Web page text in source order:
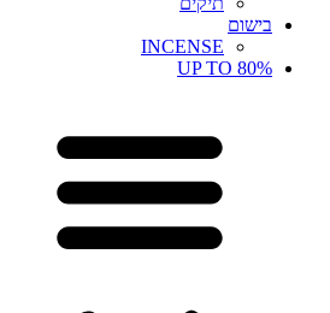
בישום
INCENSE
UP TO 80%